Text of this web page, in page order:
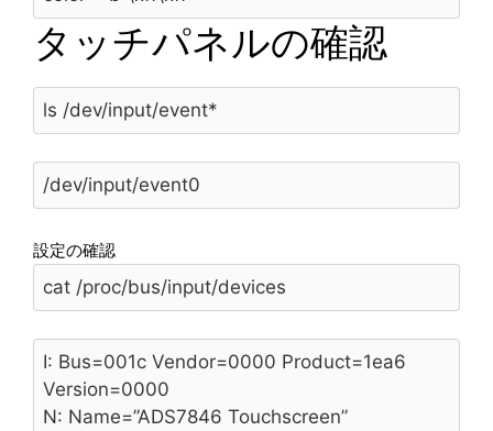
タッチパネルの確認
ls /dev/input/event*
/dev/input/event0
設定の確認
cat /proc/bus/input/devices
I: Bus=001c Vendor=0000 Product=1ea6
Version=0000
N: Name=”ADS7846 Touchscreen”